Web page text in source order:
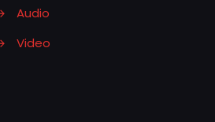
Audio
Video